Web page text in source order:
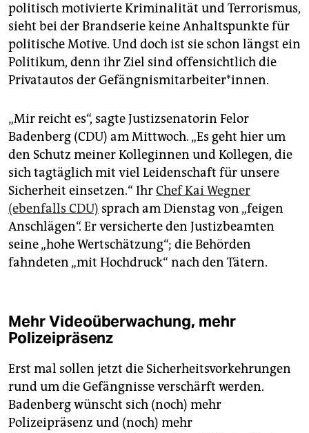
politisch motivierte Kriminalität und Terrorismus,
sieht bei der Brandserie keine Anhaltspunkte für
politische Motive. Und doch ist sie schon längst ein
Politikum, denn ihr Ziel sind offensichtlich die
Privatautos der Gefängnismit­ar­bei­te­r*in­nen.
„Mir reicht es“, sagte Justizsenatorin Felor
Badenberg (CDU) am Mittwoch. „Es geht hier um
den Schutz meiner Kolleginnen und Kollegen, die
sich tagtäglich mit viel Leidenschaft für unsere
Sicherheit einsetzen.“ IhrChef Kai Wegner
(ebenfalls CDU) sprach am Dienstag von „feigen
Anschlägen“. Er versicherte den Justizbeamten
seine „hohe Wertschätzung“; die Behörden
fahndeten „mit Hochdruck“ nach den Tätern.
Mehr Videoüberwachung, mehr
Polizeipräsenz
Erst mal sollen jetzt die Sicherheitsvorkehrungen
rund um die Gefängnisse verschärft werden.
Badenberg wünscht sich (noch) mehr
Polizeipräsenz und (noch) mehr